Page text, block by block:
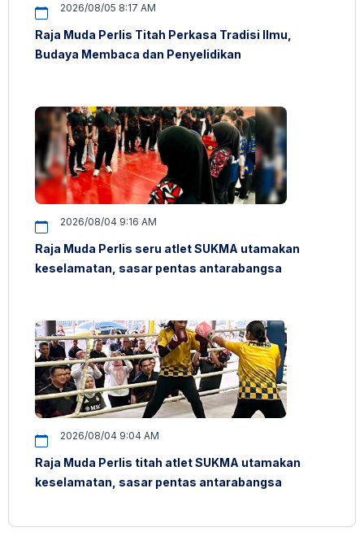
2026/08/05 8:17 AM
Raja Muda Perlis Titah Perkasa Tradisi Ilmu,
Budaya Membaca dan Penyelidikan
2026/08/04 9:16 AM
Raja Muda Perlis seru atlet SUKMA utamakan
keselamatan, sasar pentas antarabangsa
2026/08/04 9:04 AM
Raja Muda Perlis titah atlet SUKMA utamakan
keselamatan, sasar pentas antarabangsa